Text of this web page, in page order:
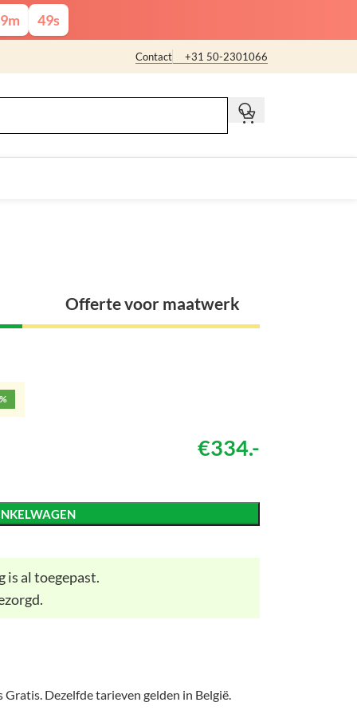
m 48s
Contact +31 50-2301066
Offerte voor maatwerk
€334.-
is al toegepast.
Dezelfde tarieven gelden in België.